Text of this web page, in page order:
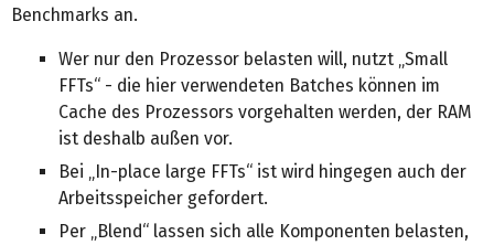
Benchmarks an.
Wer nur den Prozessor belasten will, nutzt „Small
FFTs“ - die hier verwendeten Batches können im
Cache des Prozessors vorgehalten werden, der RAM
ist deshalb außen vor.
Bei „In-place large FFTs“ ist wird hingegen auch der
Arbeitsspeicher gefordert.
Per „Blend“ lassen sich alle Komponenten belasten,